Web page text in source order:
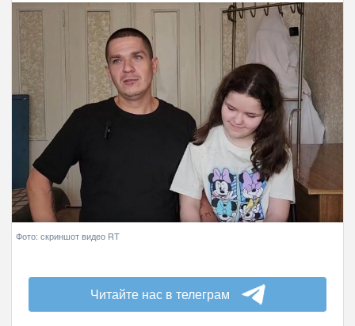
Фото: скриншот видео RT
Читайте нас в телеграм